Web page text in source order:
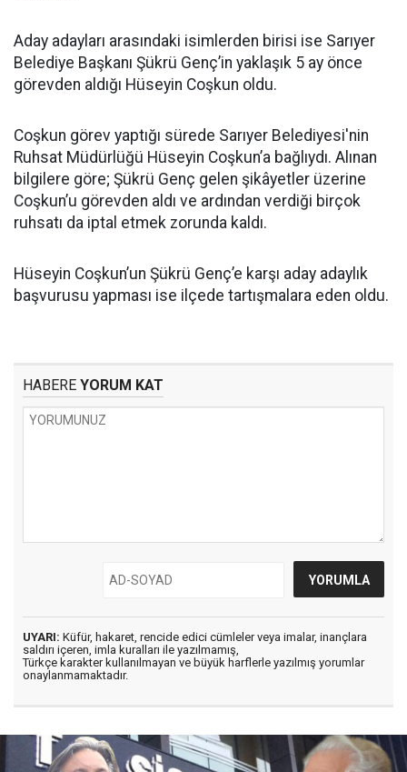
Aday adayları arasındaki isimlerden birisi ise Sarıyer
Belediye Başkanı Şükrü Genç’in yaklaşık 5 ay önce
görevden aldığı Hüseyin Coşkun oldu.
Coşkun görev yaptığı sürede Sarıyer Belediyesi'nin
Ruhsat Müdürlüğü Hüseyin Coşkun’a bağlıydı. Alınan
bilgilere göre; Şükrü Genç gelen şikâyetler üzerine
Coşkun’u görevden aldı ve ardından verdiği birçok
ruhsatı da iptal etmek zorunda kaldı.
Hüseyin Coşkun’un Şükrü Genç’e karşı aday adaylık
başvurusu yapması ise ilçede tartışmalara eden oldu.
HABERE YORUM KAT
UYARI: Küfür, hakaret, rencide edici cümleler veya imalar, inançlara
saldırı içeren, imla kuralları ile yazılmamış,
Türkçe karakter kullanılmayan ve büyük harflerle yazılmış yorumlar
onaylanmamaktadır.